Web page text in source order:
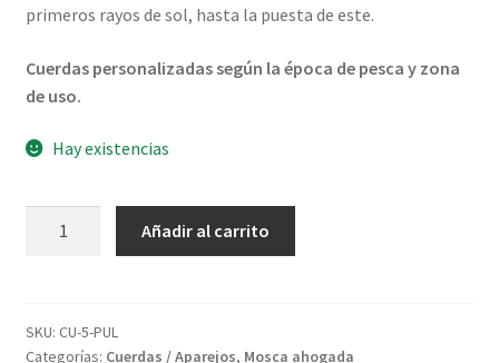
primeros rayos de sol, hasta la puesta de este.
Cuerdas personalizadas según la época de pesca y zona
de uso.
Hay existencias
para
primavera
Añadir al carrito
SKU: CU-5-PUL
Categorías: Cuerdas / Aparejos, Mosca ahogada